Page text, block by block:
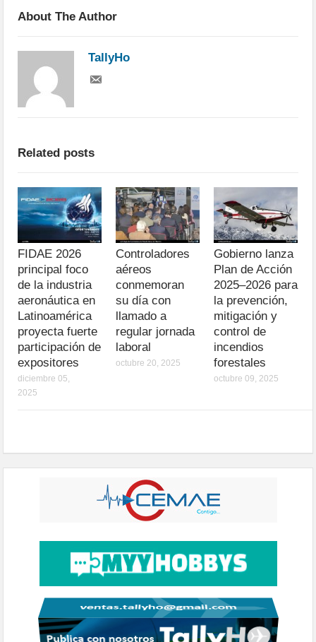
About The Author
TallyHo
Related posts
FIDAE 2026
principal foco
de la industria
aeronáutica en
Latinoamérica
proyecta fuerte
participación de
expositores
diciembre 05,
2025
Controladores
aéreos
conmemoran
su día con
llamado a
regular jornada
laboral
octubre 20, 2025
Gobierno lanza
Plan de Acción
2025–2026 para
la prevención,
mitigación y
control de
incendios
forestales
octubre 09, 2025